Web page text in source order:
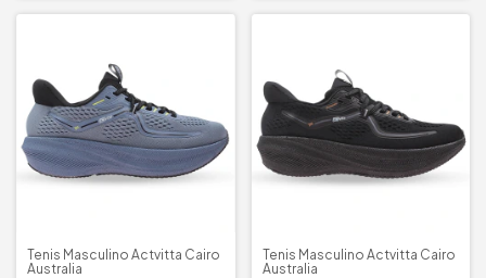
Tenis Masculino Actvitta Cairo
Australia
Tenis Masculino Actvitta Cairo
Australia